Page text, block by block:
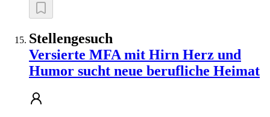
Stellengesuch
Versierte MFA mit Hirn Herz und
Humor sucht neue berufliche Heimat